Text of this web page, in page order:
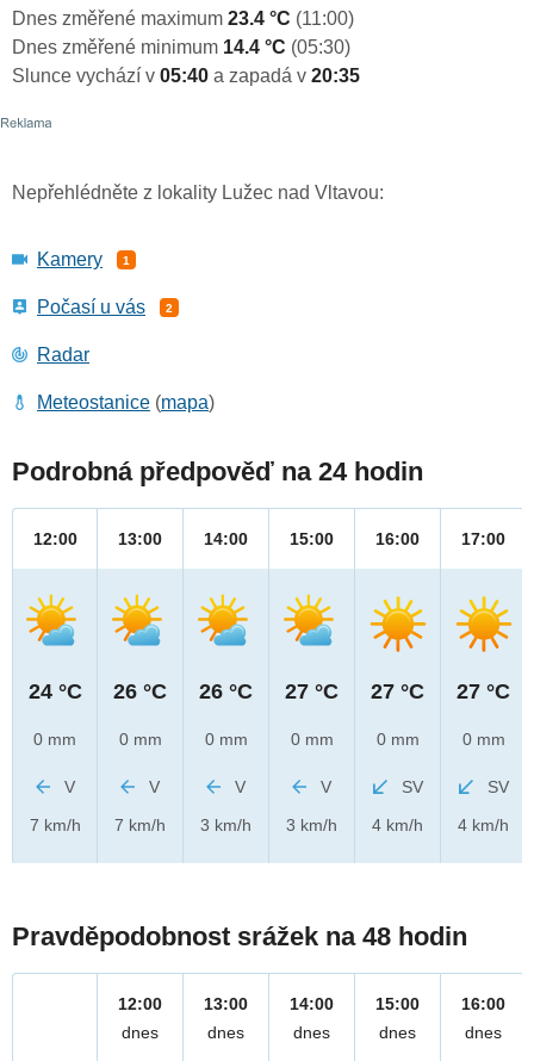
Dnes změřené maximum 23.4 °C (11:00)
Dnes změřené minimum 14.4 °C (05:30)
Slunce vychází v 05:40 a zapadá v 20:35
Nepřehlédněte z lokality Lužec nad Vltavou:
Kamery 1
Počasí u vás 2
Radar
Meteostanice (mapa)
Podrobná předpověď na 24 hodin
12:00
24 °C
0 mm
V
7 km/h
13:00
26 °C
0 mm
V
7 km/h
14:00
26 °C
0 mm
V
3 km/h
15:00
27 °C
0 mm
V
3 km/h
16:00
27 °C
0 mm
SV
4 km/h
17:00
27 °C
0 mm
SV
4 km/h
Pravděpodobnost srážek na 48 hodin
12:00
dnes
13:00
dnes
14:00
dnes
15:00
dnes
16:00
dnes